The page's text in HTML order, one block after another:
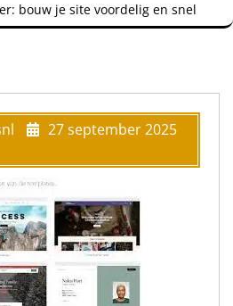
bouw je site voordelig en snel
27 september 2025